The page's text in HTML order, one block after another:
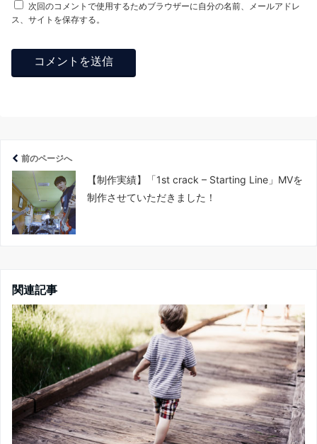
次回のコメントで使用するためブラウザーに自分の名前、メールアドレ
ス、サイトを保存する。
前のページへ
【制作実績】「1st crack – Starting Line」MVを
制作させていただきました！
関連記事